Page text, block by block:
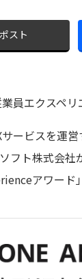
ポスト
員エクスペ
ービスを運
フト株式会社
アワード